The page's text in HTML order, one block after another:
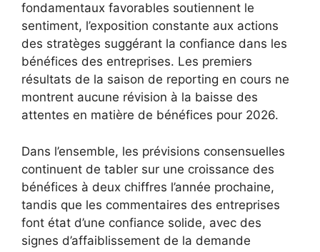
fondamentaux favorables soutiennent le
sentiment, l’exposition constante aux actions
des stratèges suggérant la confiance dans les
bénéfices des entreprises. Les premiers
résultats de la saison de reporting en cours ne
montrent aucune révision à la baisse des
attentes en matière de bénéfices pour 2026.
Dans l’ensemble, les prévisions consensuelles
continuent de tabler sur une croissance des
bénéfices à deux chiffres l’année prochaine,
tandis que les commentaires des entreprises
font état d’une confiance solide, avec des
signes d’affaiblissement de la demande